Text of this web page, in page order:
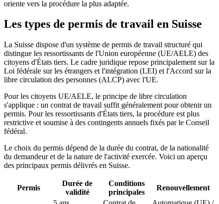
oriente vers la procédure la plus adaptée.
Les types de permis de travail en Suisse
La Suisse dispose d'un système de permis de travail structuré qui
distingue les ressortissants de l'Union européenne (UE/AELE) des
citoyens d'États tiers. Le cadre juridique repose principalement sur la
Loi fédérale sur les étrangers et l'intégration (LEI) et l'Accord sur la
libre circulation des personnes (ALCP) avec l'UE.
Pour les citoyens UE/AELE, le principe de libre circulation
s'applique : un contrat de travail suffit généralement pour obtenir un
permis. Pour les ressortissants d'États tiers, la procédure est plus
restrictive et soumise à des contingents annuels fixés par le Conseil
fédéral.
Le choix du permis dépend de la durée du contrat, de la nationalité
du demandeur et de la nature de l'activité exercée. Voici un aperçu
des principaux permis délivrés en Suisse.
Permis
Durée de
validité
Conditions
principales
Renouvellement